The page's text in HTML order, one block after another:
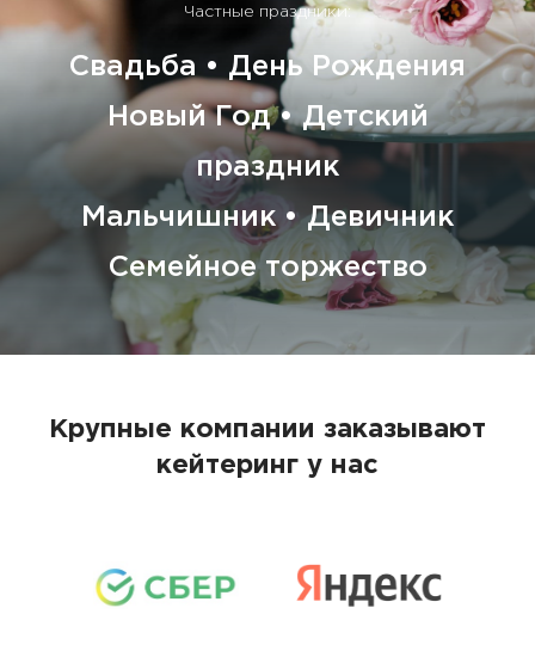
Частные праздники:
Свадьба • День Рождения
Новый Год • Детский
праздник
Мальчишник • Девичник
Семейное торжество
Крупные компании заказывают
кейтеринг у нас